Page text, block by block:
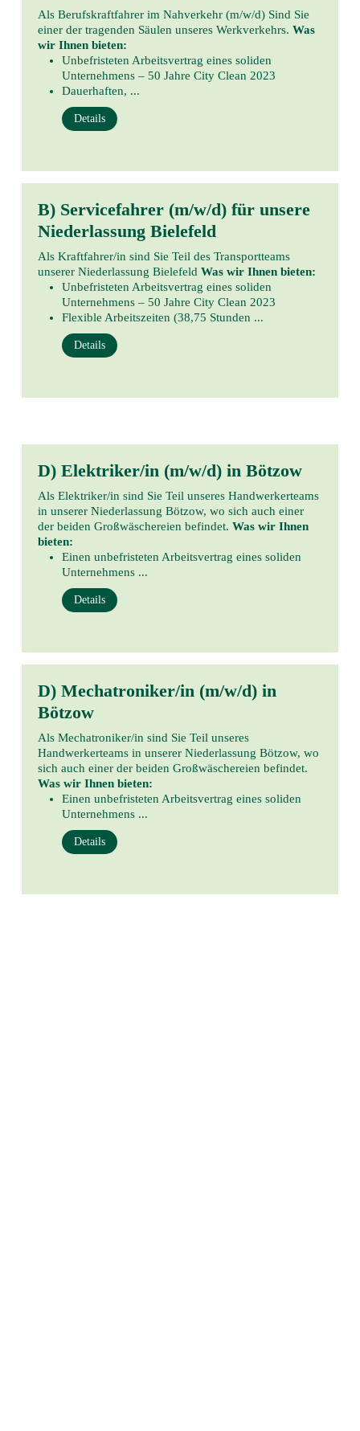
Als Berufskraftfahrer im Nahverkehr (m/w/d) Sind Sie
einer der tragenden Säulen unseres Werkverkehrs. Was
wir Ihnen bieten:
Unbefristeten Arbeitsvertrag eines soliden
Unternehmens – 50 Jahre City Clean 2023
Dauerhaften, ...
Details
B) Servicefahrer (m/w/d) für unsere
Niederlassung Bielefeld
Als Kraftfahrer/in sind Sie Teil des Transportteams
unserer Niederlassung Bielefeld Was wir Ihnen bieten:
Unbefristeten Arbeitsvertrag eines soliden
Unternehmens – 50 Jahre City Clean 2023
Flexible Arbeitszeiten (38,75 Stunden ...
Details
D) Elektriker/in (m/w/d) in Bötzow
Als Elektriker/in sind Sie Teil unseres Handwerkerteams
in unserer Niederlassung Bötzow, wo sich auch einer
der beiden Großwäschereien befindet. Was wir Ihnen
bieten:
Einen unbefristeten Arbeitsvertrag eines soliden
Unternehmens ...
Details
D) Mechatroniker/in (m/w/d) in
Bötzow
Als Mechatroniker/in sind Sie Teil unseres
Handwerkerteams in unserer Niederlassung Bötzow, wo
sich auch einer der beiden Großwäschereien befindet.
Was wir Ihnen bieten:
Einen unbefristeten Arbeitsvertrag eines soliden
Unternehmens ...
Details